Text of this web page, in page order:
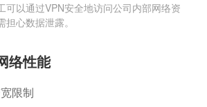
可以通过VPN安全地访问公司内部网络资
担心数据泄露。
络性能
限制